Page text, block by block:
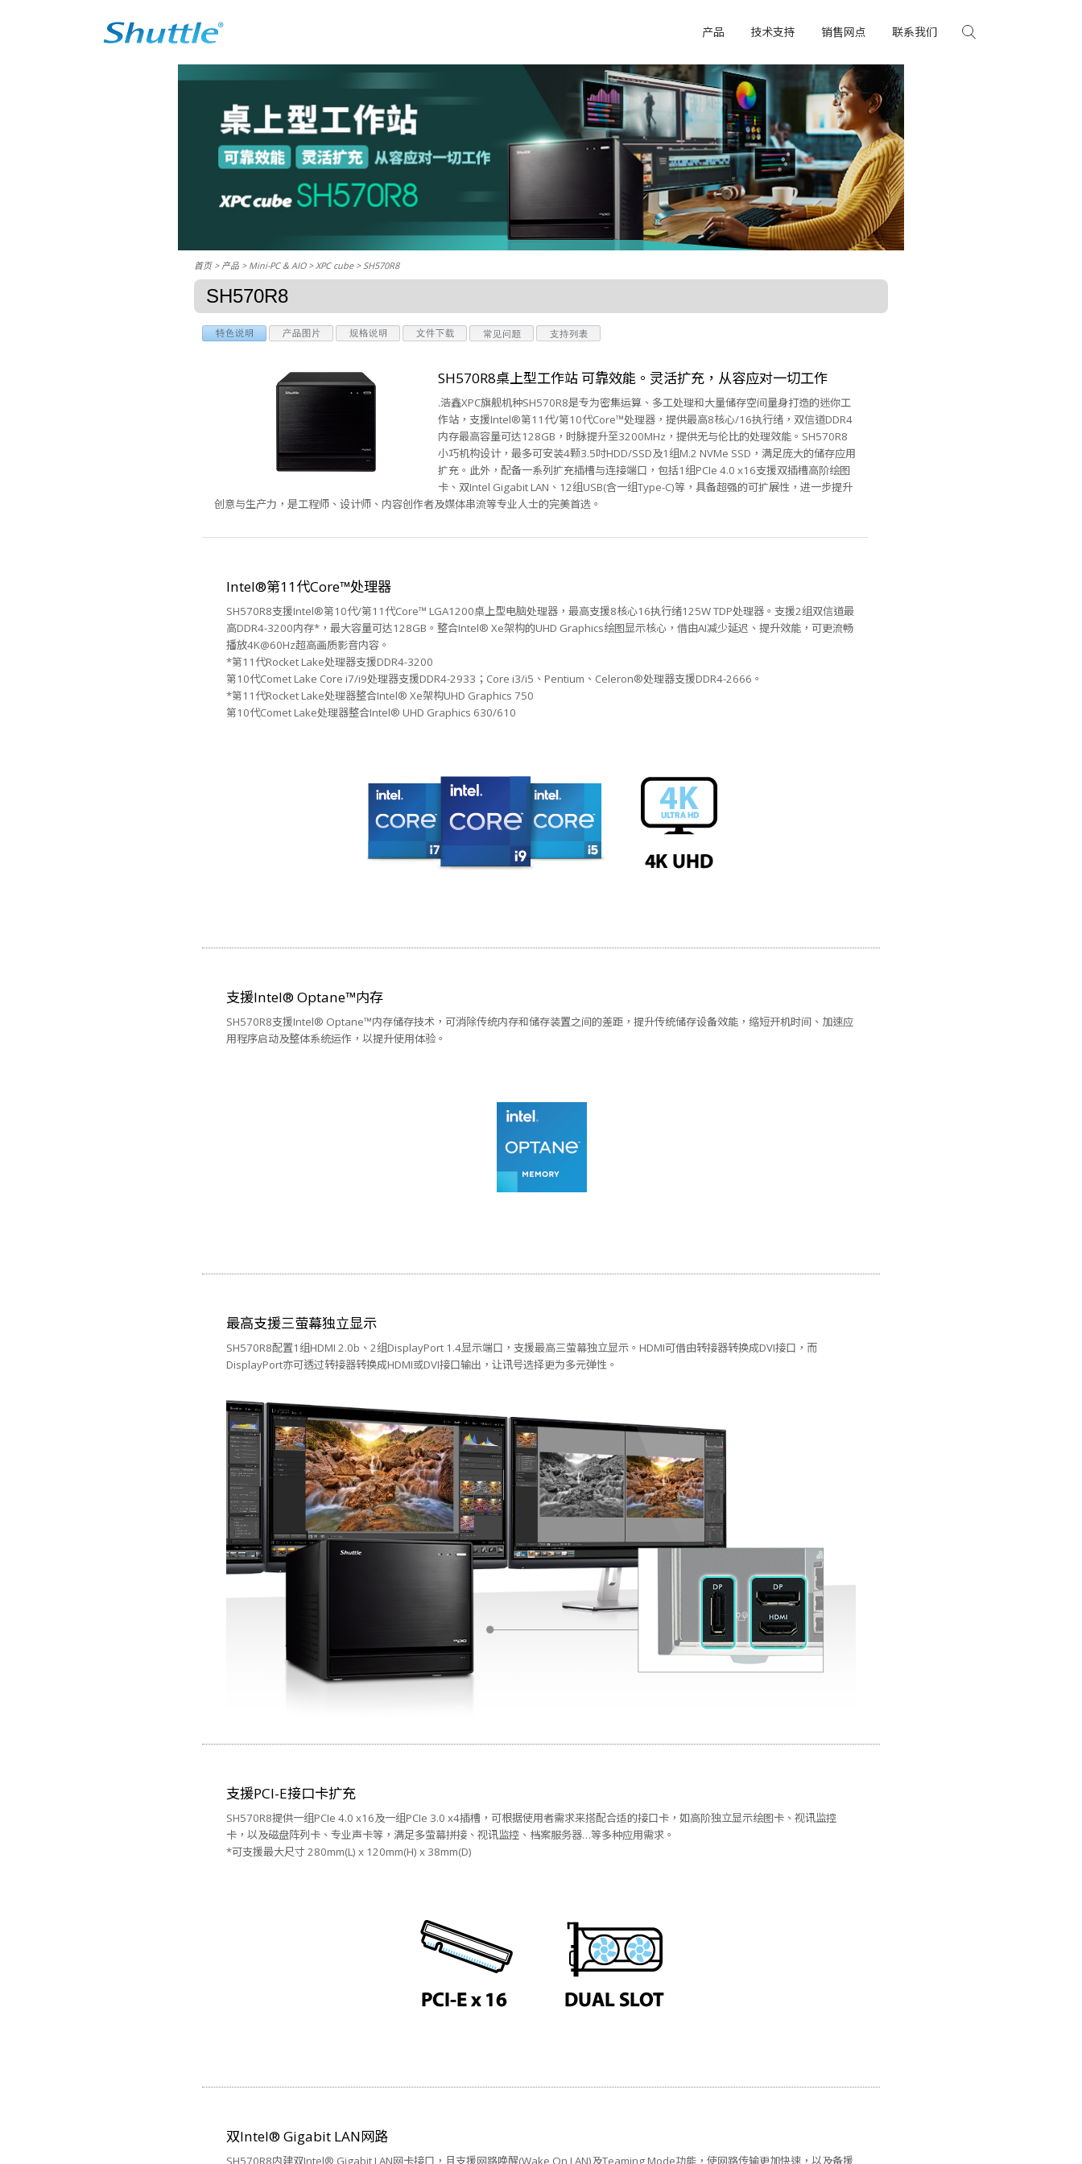
产品 技术支持 销售网点 联系我们
首页> 产品 > Mini-PC & AIO > XPC cube> SH570R8
SH570R8
SH570R8桌上型工作站 可靠效能。灵活扩充，从容应对一切工作
.浩鑫XPC旗舰机种SH570R8是专为密集运算、多工处理和大量储存空间量身打造的迷你工
作站，支援Intel®第11代/第10代Core™处理器，提供最高8核心/16执行绪，双信道DDR4
内存最高容量可达128GB，时脉提升至3200MHz，提供无与伦比的处理效能。SH570R8
小巧机构设计，最多可安装4颗3.5吋HDD/SSD及1组M.2 NVMe SSD，满足庞大的储存应用
扩充。此外，配备一系列扩充插槽与连接端口，包括1组PCIe 4.0 x16支援双插槽高阶绘图
卡、双Intel Gigabit LAN、12组USB(含一组Type-C)等，具备超强的可扩展性，进一步提升
创意与生产力，是工程师、设计师、内容创作者及媒体串流等专业人士的完美首选。
Intel®第11代Core™处理器
SH570R8支援Intel®第10代/第11代Core™ LGA1200桌上型电脑处理器，最高支援8核心16执行绪125W TDP处理器。支援2组双信道最
高DDR4-3200内存*，最大容量可达128GB。整合Intel® Xe架构的UHD Graphics绘图显示核心，借由AI减少延迟、提升效能，可更流畅
播放4K@60Hz超高画质影音内容。
*第11代Rocket Lake处理器支援DDR4-3200
第10代Comet Lake Core i7/i9处理器支援DDR4-2933；Core i3/i5、Pentium、Celeron®处理器支援DDR4-2666。
*第11代Rocket Lake处理器整合Intel® Xe架构UHD Graphics 750
第10代Comet Lake处理器整合Intel® UHD Graphics 630/610
支援Intel® Optane™内存
SH570R8支援Intel® Optane™内存储存技术，可消除传统内存和储存装置之间的差距，提升传统储存设备效能，缩短开机时间、加速应
用程序启动及整体系统运作，以提升使用体验。
最高支援三萤幕独立显示
SH570R8配置1组HDMI 2.0b、2组DisplayPort 1.4显示端口，支援最高三萤幕独立显示。HDMI可借由转接器转换成DVI接口，而
DisplayPort亦可透过转接器转换成HDMI或DVI接口输出，让讯号选择更为多元弹性。
支援PCI-E接口卡扩充
SH570R8提供一组PCIe 4.0 x16及一组PCIe 3.0 x4插槽，可根据使用者需求来搭配合适的接口卡，如高阶独立显示绘图卡、视讯监控
卡，以及磁盘阵列卡、专业声卡等，满足多萤幕拼接、视讯监控、档案服务器…等多种应用需求。
*可支援最大尺寸 280mm(L) x 120mm(H) x 38mm(D)
双Intel® Gigabit LAN网路
SH570R8内建双Intel® Gigabit LAN网卡接口，且支援网路唤醒(Wake On LAN)及Teaming Mode功能，使网路传输更加快速，以及备援